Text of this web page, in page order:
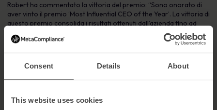
Consent Details About
This website uses cookies
Robert ha commentato la vittoria del premio: “Sono onorato di
aver vinto il premio ‘Most Influential CEO of the Year’. La vittoria di
questo premio consolida i risultati ottenuti dall’azienda fino ad
oggi e riconosce il fantastico lavoro del nostro team nel
garantire ai nostri clienti l’accesso all’automazione e alla
formazione necessarie per implementare le loro campagne di
globali e il premio come fornitore di software per la sicurezza